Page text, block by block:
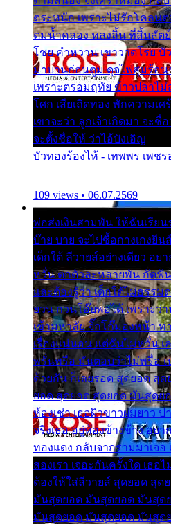
ตระหนัก เพราะไม่รักโคลน
ตมน้ำคลอง หลงลิ้น ที่สิ้นสัต
โชย คำหวาน เขาวาดโรย
มาบานก่อนตูม ดุจไฟสุมร้อน
เพราะตรอมฤทัย ข้าวปลาไม่
โศก เสียเถิดทอง พักความเศ
เขาจะว่า ลูกเจ้าเกิดมา จะชื่
จะตั้งชื่อให้ ว่าไอ้บังเอิญ
บัวทองร้องไห้ - เทพพร เพช
109 views • 06.07.2569
พ่อส่งเงินสามพัน ให้ฉันเรีย
บ๊าย บาย จะไปซื้อกางเกงยีน
เด็กใต้ ลีวายส์อย่างเดียว อย
หวั่น ตกตัวละหลายพัน กัดฟั
และต้องรู้ว่า เด็กใต้ไม่ธรรม
ยวน กวนโอ๊ยพอได้ เพราะว่
เข้ามหาลัย จิ๊กโก๊มองหน้า ท่
เรื่องแน่นอน แต่ฉันไม่หวั่น
พรั่นพรือ มันตอบว่าไม่พรื่อ เ
ด้วยกัน ก็เลยรอด สุดยอด สุ
ยอด สุดยอด สุดยอด มันสุดย
ห้องเช่า เธอผิวขาวผมยาว
จริงเธอ อยู่ห้องข้างข้าง อยา
ทองแดง กลับจากรามมาเจ
สองเรา เจอะกันครั้งใด เธอ
ต้องให้ใส่ลีวายส์ สุดยอด สุ
มันสุดยอด มันสุดยอด มันสุด
มันสุดยอด มันสุดยอด มันสุด